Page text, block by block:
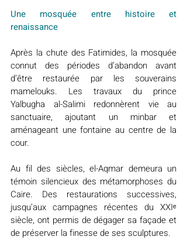
Une mosquée entre histoire et
renaissance
Après la chute des Fatimides, la mosquée
connut des périodes d’abandon avant
d’être restaurée par les souverains
mamelouks. Les travaux du prince
Yalbugha al-Salimi redonnèrent vie au
sanctuaire, ajoutant un minbar et
aménageant une fontaine au centre de la
cour.
Au fil des siècles, el-Aqmar demeura un
témoin silencieux des métamorphoses du
Caire. Des restaurations successives,
jusqu’aux campagnes récentes du XXIᵉ
siècle, ont permis de dégager sa façade et
de préserver la finesse de ses sculptures.